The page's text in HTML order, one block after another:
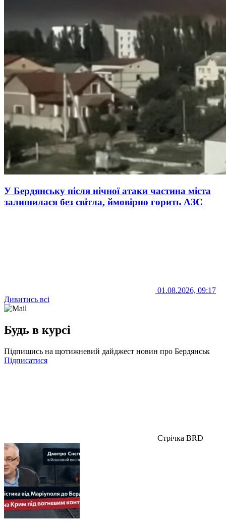
У Бердянську після нічної атаки частина міста
залишилася без світла, ймовірно горить АЗС
01.08.2026, 09:17
Дивитись всі
Будь в курсі
Підпишись на щотижневий дайджест новин про Бердянськ
Підписатися
Стрічка BRD